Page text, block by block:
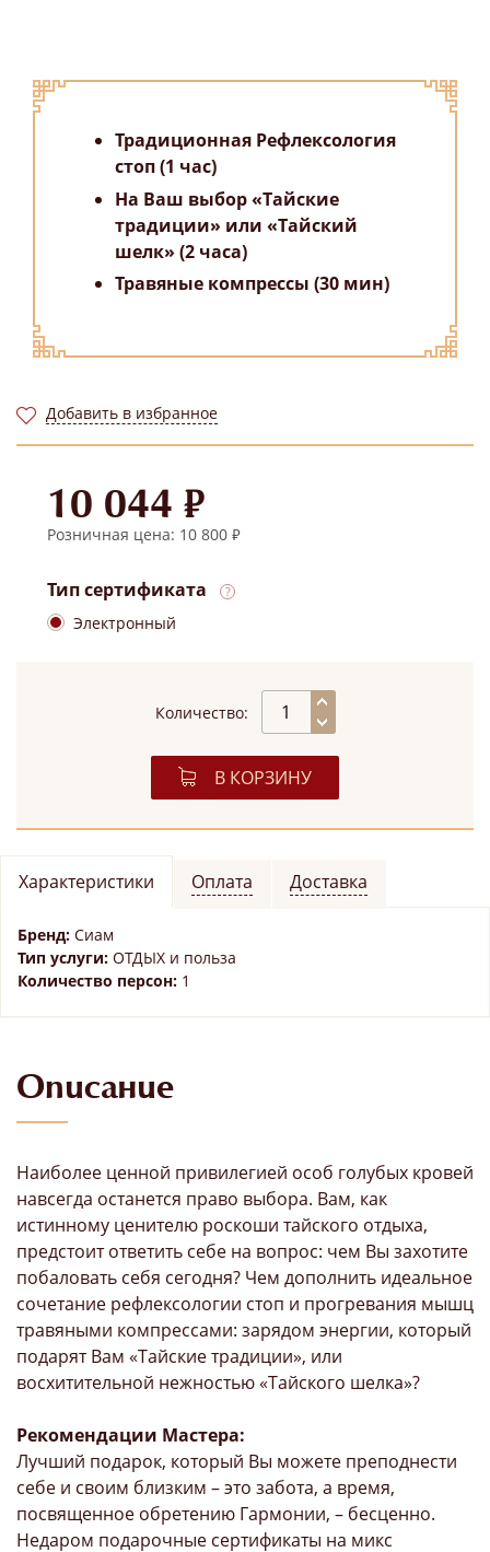
Традиционная Рефлексология
стоп (1 час)
На Ваш выбор «Тайские
традиции» или «Тайский
шелк» (2 часа)
Травяные компрессы (30 мин)
Добавить в избранное
10 044 ₽
Розничная цена: 10 800 ₽
Тип сертификата
Электронный
Количество:
В КОРЗИНУ
Характеристики Оплата Доставка
Бренд: Сиам
Тип услуги: ОТДЫХ и польза
Количество персон: 1
Описание
Наиболее ценной привилегией особ голубых кровей
навсегда останется право выбора. Вам, как
истинному ценителю роскоши тайского отдыха,
предстоит ответить себе на вопрос: чем Вы захотите
побаловать себя сегодня? Чем дополнить идеальное
сочетание рефлексологии стоп и прогревания мышц
травяными компрессами: зарядом энергии, который
подарят Вам «Тайские традиции», или
восхитительной нежностью «Тайского шелка»?
Рекомендации Мастера:
Лучший подарок, который Вы можете преподнести
себе и своим близким – это забота, а время,
посвященное обретению Гармонии, – бесценно.
Недаром подарочные сертификаты на микс